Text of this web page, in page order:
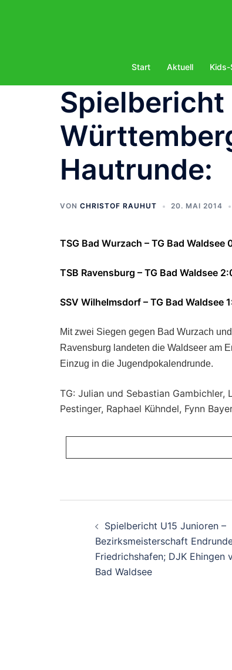
Start Aktuell
Spielbericht
Hautrunde:
VON CHRISTOF RAUHUT 20. MAI 2014
TSG Bad Wurzach – TG Bad
TSB Ravensburg – TG Bad Waldsee
SSV Wilhelmsdorf – TG Bad Waldsee
Mit zwei Siegen gegen Bad Wurzach
Ravensburg landeten die Waldseer am
Einzug in die Jugendpokalendrunde.
TG: Julian und Sebastian Gambichler,
Pestinger, Raphael Kühndel, Fynn
Spielbericht U15 Junioren –
Bezirksmeisterschaft
Friedrichshafen; DJK Ehingen
Bad Waldsee